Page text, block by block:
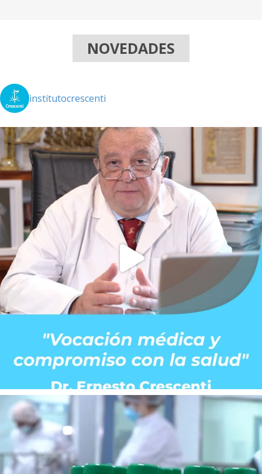
NOVEDADES
institutocrescenti